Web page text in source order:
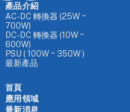
產品介紹
AC-DC 轉換器 (25W ~
700W)
DC-DC 轉換器 (10W ~
600W)
PSU ( 100W ~ 350W )
最新產品
首頁
應用領域
最新消息